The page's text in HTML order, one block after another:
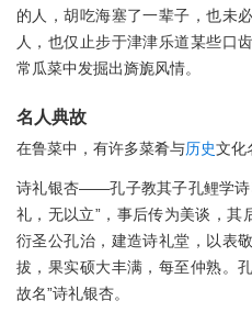
的人，胡吃海塞了一辈子，也未
人，也仅止步于津津乐道某些口
常瓜菜中发掘出旖旎风情。
名人典故
在鲁菜中，有许多菜肴与历史文化
诗礼银杏——孔子教其子孔鲤学诗
礼，无以立”，事后传为美谈，其
衍圣公孔治，建造诗礼堂，以表
拔，果实硕大丰满，每至仲熟。
故名”诗礼银杏。